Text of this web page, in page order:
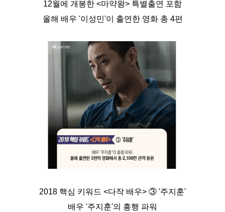
12월에 개봉한 <마약왕> 특별출연 포함
올해 배우 '이성민'이 출연한 영화 총 4편
2018 핵심 키워드 <다작 배우> ③ '주지훈'
배우 '주지훈'의 흥행 파워